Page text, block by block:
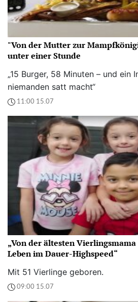
"Von der Mutter zur
unter einer Stunde
„15 Burger, 58 Minuten – und ein
niemanden satt macht“
11:00 15.07
„Von der ältesten
Leben im Dauer-Highspeed“
Mit 51 Vierlinge geboren.
09:00 15.07